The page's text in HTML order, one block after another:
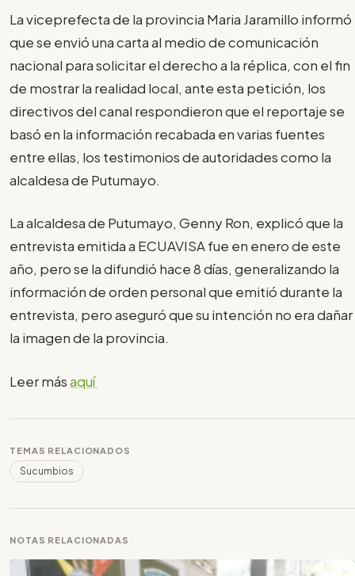
La viceprefecta de la provincia Maria Jaramillo informó
que se envió una carta al medio de comunicación
nacional para solicitar el derecho a la réplica, con el fin
de mostrar la realidad local, ante esta petición, los
directivos del canal respondieron que el reportaje se
basó en la información recabada en varias fuentes
entre ellas, los testimonios de autoridades como la
alcaldesa de Putumayo.
La alcaldesa de Putumayo, Genny Ron, explicó que la
entrevista emitida a ECUAVISA fue en enero de este
año, pero se la difundió hace 8 días, generalizando la
información de orden personal que emitió durante la
entrevista, pero aseguró que su intención no era dañar
la imagen de la provincia.
Leer másaquí
TEMAS RELACIONADOS
Sucumbios
NOTAS RELACIONADAS